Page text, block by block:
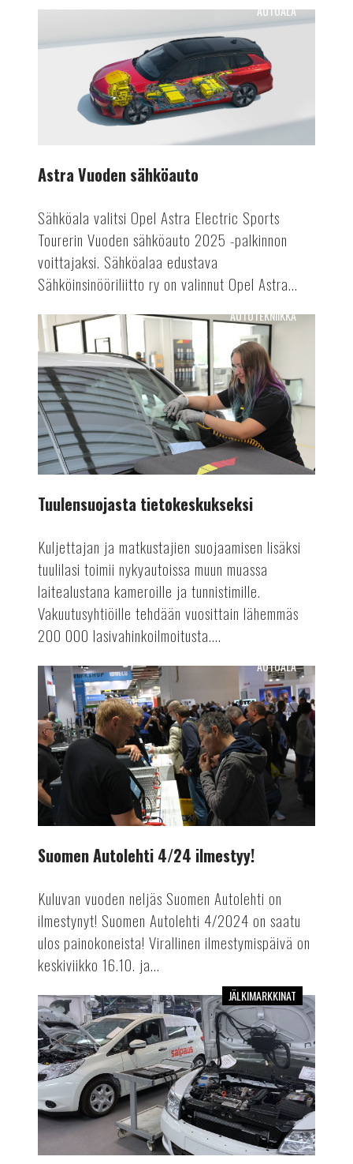
Vuoden
AUTOALA
Astra Vuoden sähköauto
Sähköala valitsi Opel Astra Electric Sports
Tourerin Vuoden sähköauto 2025 -palkinnon
voittajaksi. Sähköalaa edustava
Sähköinsinööriliitto ry on valinnut Opel Astra...
Tuulensuojasta
tietokeskukseksi
AUTOTEKNIIKKA
Tuulensuojasta tietokeskukseksi
Kuljettajan ja matkustajien suojaamisen lisäksi
tuulilasi toimii nykyautoissa muun muassa
laitealustana kameroille ja tunnistimille.
Vakuutusyhtiöille tehdään vuosittain lähemmäs
200 000 lasivahinkoilmoitusta....
Suomen
Autolehti
4/24
ilmestyy!
AUTOALA
Suomen Autolehti 4/24 ilmestyy!
Kuluvan vuoden neljäs Suomen Autolehti on
ilmestynyt! Suomen Autolehti 4/2024 on saatu
ulos painokoneista! Virallinen ilmestymispäivä on
keskiviikko 16.10. ja...
Mekaanikosta
autoinsinööriksi
JÄLKIMARKKINAT